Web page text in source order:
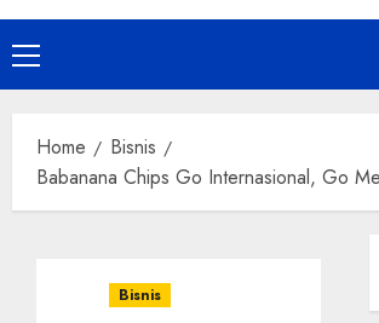
Primary
Menu
Home
Bisnis
Babanana Chips Go Internasional, Go
Bisnis